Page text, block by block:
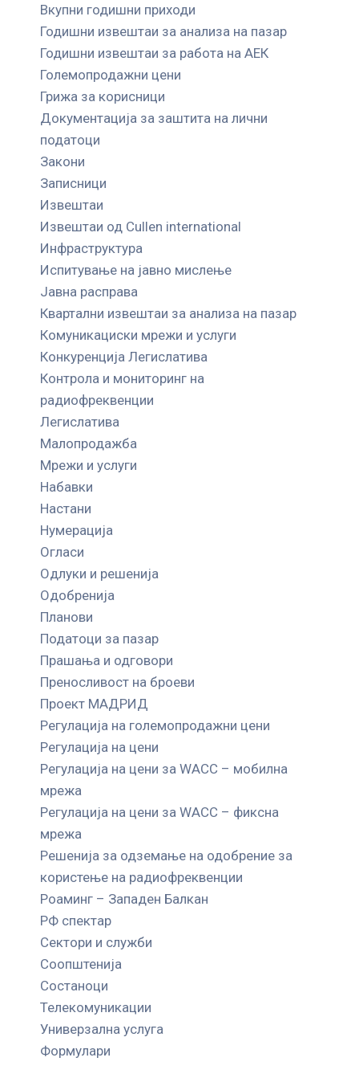
Вкупни годишни приходи
Годишни извештаи за анализа на пазар
Годишни извештаи за работа на АЕК
Големопродажни цени
Грижа за корисници
Документација за заштита на лични
податоци
Закони
Записници
Извештаи
Извештаи од Cullen international
Инфраструктура
Испитување на јавно мислење
Јавна расправа
Квартални извештаи за анализа на пазар
Комуникациски мрежи и услуги
Конкуренција Легислатива
Контрола и мониторинг на
радиофреквенции
Легислатива
Малопродажба
Мрежи и услуги
Набавки
Настани
Нумерација
Огласи
Одлуки и решенија
Одобренија
Планови
Податоци за пазар
Прашања и одговори
Преносливост на броеви
Проект МАДРИД
Регулација на големопродажни цени
Регулација на цени
Регулација на цени за WACC – мобилна
мрежа
Регулација на цени за WACC – фиксна
мрежа
Решенија за одземање на одобрение за
користење на радиофреквенции
Роаминг – Западен Балкан
РФ спектар
Сектори и служби
Соопштенија
Состаноци
Телекомуникации
Универзална услуга
Формулари